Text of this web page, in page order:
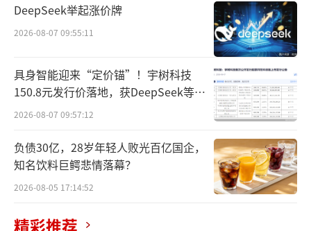
所谓“苹果税”指的是渠道分成，苹果应
用商店的分成比例一般为30%，这也意味着，
用户在iOS商店下载游戏后，每充值1元钱，就
有0.3元进入苹果的口袋。
此前腾讯方面在电话会议上表示，就微信
小程序收费事宜正在与苹果磋商。8月19日，北
京商报记者再次联系腾讯采访，对方称除了电
话会议上的表态外，没有更多更新的内容。
DeepSeek举起涨价牌
2026-08-07 09:55:11
具身智能迎来“定价锚”！宇树科技
150.8元发行价落地，获DeepSeek等豪
华战配加持
2026-08-07 09:57:12
负债30亿，28岁年轻人败光百亿国企，
知名饮料巨鳄悲情落幕？
2026-08-05 17:14:52
精彩推荐